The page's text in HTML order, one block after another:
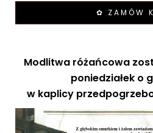
✿ ZAMÓW
Modlitwa różańcowa
poniedziałek o
w kaplicy